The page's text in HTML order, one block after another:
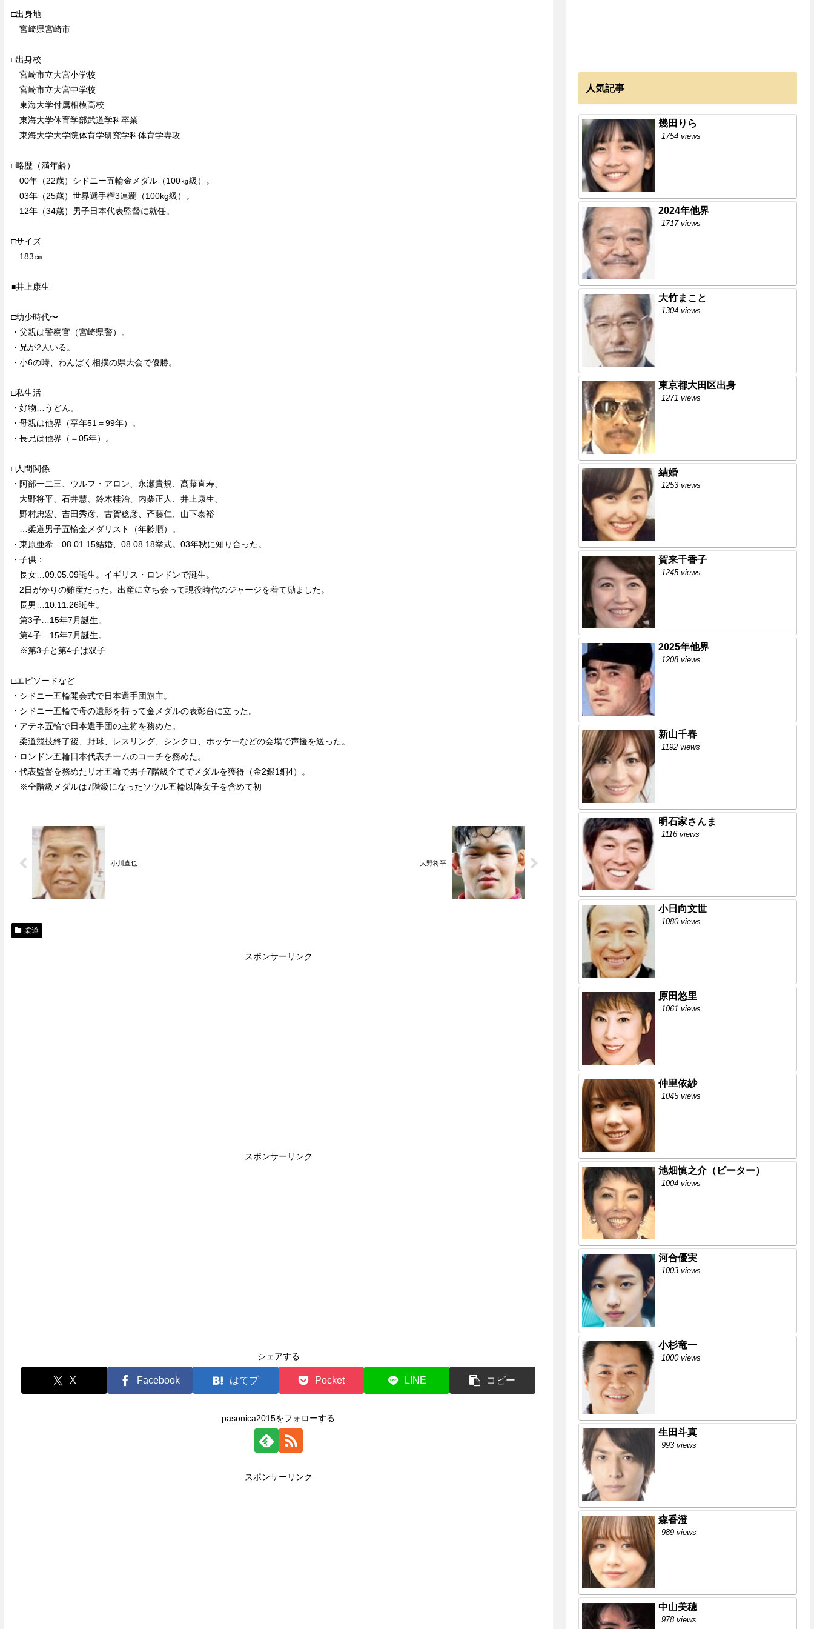
□出身地
宮崎県宮崎市
□出身校
宮崎市立大宮小学校
宮崎市立大宮中学校
東海大学付属相模高校
東海大学体育学部武道学科卒業
東海大学大学院体育学研究学科体育学専攻
□略歴（満年齢）
00年（22歳）シドニー五輪金メダル（100㎏級）。
03年（25歳）世界選手権3連覇（100kg級）。
12年（34歳）男子日本代表監督に就任。
□サイズ
183㎝
■井上康生
□幼少時代〜
・父親は警察官（宮崎県警）。
・兄が2人いる。
・小6の時、わんぱく相撲の県大会で優勝。
□私生活
・好物…うどん。
・母親は他界（享年51＝99年）。
・長兄は他界（＝05年）。
□人間関係
・阿部一二三、ウルフ・アロン、永瀬貴規、髙藤直寿、
大野将平、石井慧、鈴木桂治、内柴正人、井上康生、
野村忠宏、吉田秀彦、古賀稔彦、斉藤仁、山下泰裕
…柔道男子五輪金メダリスト（年齢順）。
・東原亜希…08.01.15結婚、08.08.18挙式。03年秋に知り合った。
・子供：
長女…09.05.09誕生。イギリス・ロンドンで誕生。
2日がかりの難産だった。出産に立ち会って現役時代のジャージを着て励ました。
長男…10.11.26誕生。
第3子…15年7月誕生。
第4子…15年7月誕生。
※第3子と第4子は双子
□エピソードなど
・シドニー五輪開会式で日本選手団旗主。
・シドニー五輪で母の遺影を持って金メダルの表彰台に立った。
・アテネ五輪で日本選手団の主将を務めた。
柔道競技終了後、野球、レスリング、シンクロ、ホッケーなどの会場で声援を送った。
・ロンドン五輪日本代表チームのコーチを務めた。
・代表監督を務めたリオ五輪で男子7階級全てでメダルを獲得（金2銀1銅4）。
※全階級メダルは7階級になったソウル五輪以降女子を含めて初
小川直也 大野将平
柔道
スポンサーリンク
スポンサーリンク
シェアする
X Facebook はてブ Pocket LINE コピー
pasonica2015をフォローする
スポンサーリンク
人気記事
幾田りら
1754 views
2024年他界
1717 views
大竹まこと
1304 views
東京都大田区出身
1271 views
結婚
1253 views
賀来千香子
1245 views
2025年他界
1208 views
新山千春
1192 views
明石家さんま
1116 views
小日向文世
1080 views
原田悠里
1061 views
仲里依紗
1045 views
池畑慎之介（ピーター）
1004 views
河合優実
1003 views
小杉竜一
1000 views
生田斗真
993 views
森香澄
989 views
中山美穂
978 views